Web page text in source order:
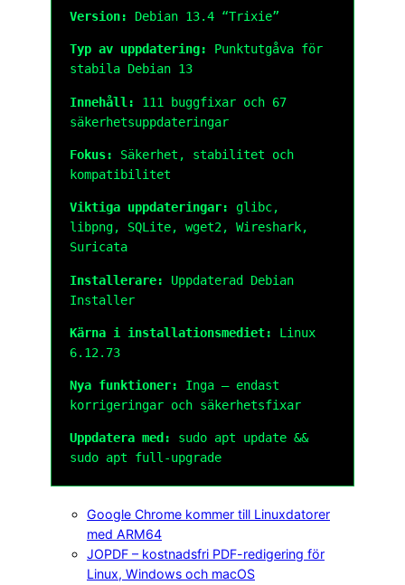
Version: Debian 13.4 “Trixie”
Typ av uppdatering:
Punktutgåva för
stabila Debian 13
Innehåll:
111 buggfixar och 67
säkerhetsuppdateringar
Fokus:
Säkerhet, stabilitet och
kompatibilitet
Viktiga uppdateringar:
glibc,
libpng, SQLite, wget2, Wireshark,
Suricata
Installerare:
Uppdaterad Debian
Installer
Kärna i installationsmediet:
Linux
6.12.73
Nya funktioner:
Inga – endast
korrigeringar och säkerhetsfixar
Uppdatera med:
sudo apt update &&
sudo apt full-upgrade
Google Chrome kommer till Linuxdatorer
med ARM64
JOPDF – kostnadsfri PDF-redigering för
Linux, Windows och macOS